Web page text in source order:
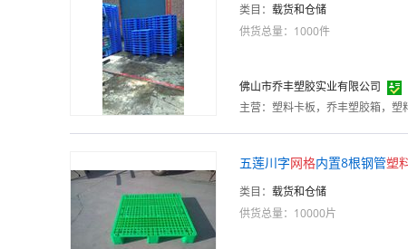
类目： 载货和仓储
供货总量：1000件
佛山市乔丰塑胶实业有限公司
主营：
五莲川字网格内置8根钢管塑
类目： 载货和仓储
供货总量：10000片